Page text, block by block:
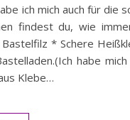
ich mich auch für die
findest du, wie
* Schere
habe
Klebe…